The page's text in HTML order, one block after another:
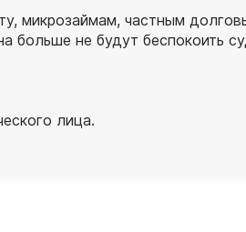
микрозаймам, частным
больше не будут беспокоить
лица.